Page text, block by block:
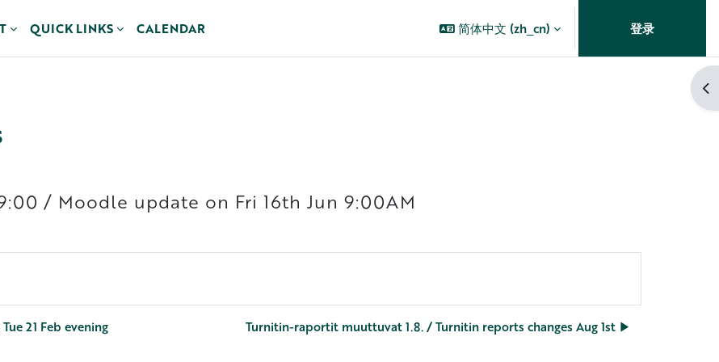
QUICK LINKS CALENDAR 简体中文 ‎(zh_cn)‎ 登录
打
/ Moodle update on Fri 16th Jun 9:00AM
21 Feb evening Turnitin-raportit muuttuvat 1.8. / Turnitin reports changes Aug 1st ▶︎